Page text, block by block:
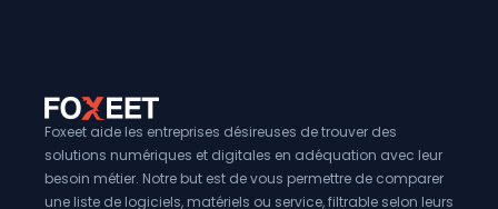
Foxeet aide les entreprises désireuses de trouver des
solutions numériques et digitales en adéquation avec leur
besoin métier. Notre but est de vous permettre de comparer
une liste de logiciels, matériels ou service, filtrable selon leurs